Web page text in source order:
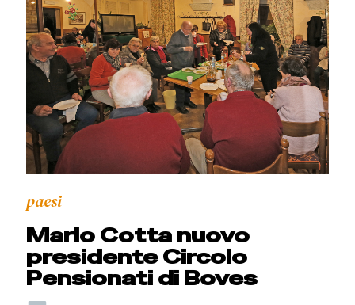
paesi
Mario Cotta nuovo
presidente Circolo
Pensionati di Boves